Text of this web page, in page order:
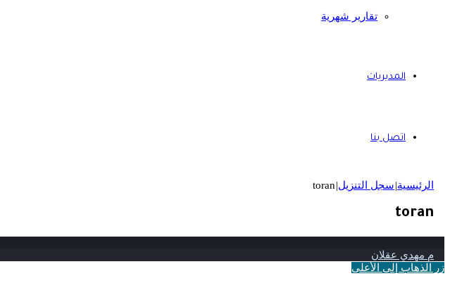
تقارير شهرية
المديريات
اتصل بنا
الرئيسية|سجل التنزيل|
toran
toran
م مهدي عقلان
زر الذهاب إلى الأعلى